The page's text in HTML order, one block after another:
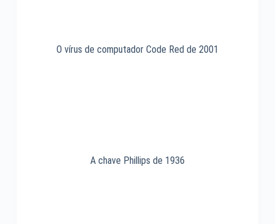
O vírus de computador Code Red de 2001
A chave Phillips de 1936